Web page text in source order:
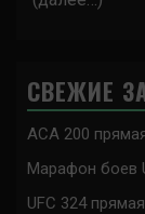
СВЕЖИЕ
ACA 200
Марафон боев
UFC 324